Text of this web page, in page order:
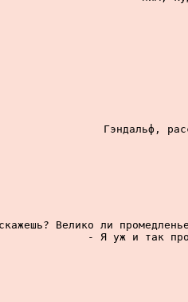
Гэндальф,
Велико ли
- Я уж и так